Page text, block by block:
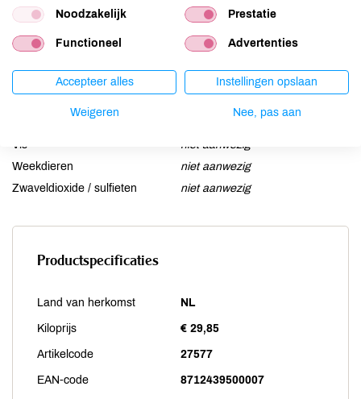
Mosterd
niet aanwezig
Noten
aanwezig
niet aanwezig
Vis
niet aanwezig
Weekdieren
niet aanwezig
Zwaveldioxide / sulfieten
niet aanwezig
Productspecificaties
Land van herkomst NL
Kiloprijs € 29,85
Artikelcode 27577
EAN-code 8712439500007
Noodzakelijk Prestatie
Functioneel Advertenties
Accepteer alles Instellingen opslaan
Weigeren Nee, pas aan